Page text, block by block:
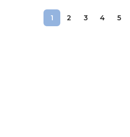
1 2 3 4 5